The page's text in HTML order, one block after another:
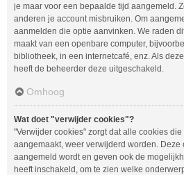
je maar voor een bepaalde tijd aangemeld.
anderen je account misbruiken. Om
aanmelden die optie aanvinken. We raden
maakt van een openbare computer,
bibliotheek, in een internetcafé, enz. Als
heeft de beheerder deze uitgeschakeld.
Omhoog
Wat doet "verwijder cookies"?
"Verwijder cookies" zorgt dat alle cookies
aangemaakt, weer verwijderd worden. Deze
aangemeld wordt en geven ook de
heeft inschakeld, om te zien welke